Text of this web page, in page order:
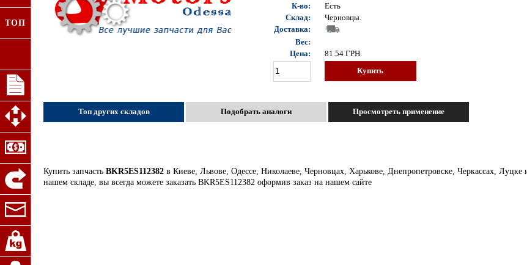
ТОП
К-во:
Есть
Склад:
Черновцы.
Доставка:
Вес:
Цена:
81.54 ГРН.
Купить
Топ других складов Подобрать аналоги Просмотреть применение
Купить запчастьBKR5ES112382 в Киеве, Львове, Одессе, Николаеве, Черновцах, Харькове, Днепропетровске, Черкассах,
нашем складе, вы всегда можете заказать BKR5ES112382 оформив заказ на нашем сайте